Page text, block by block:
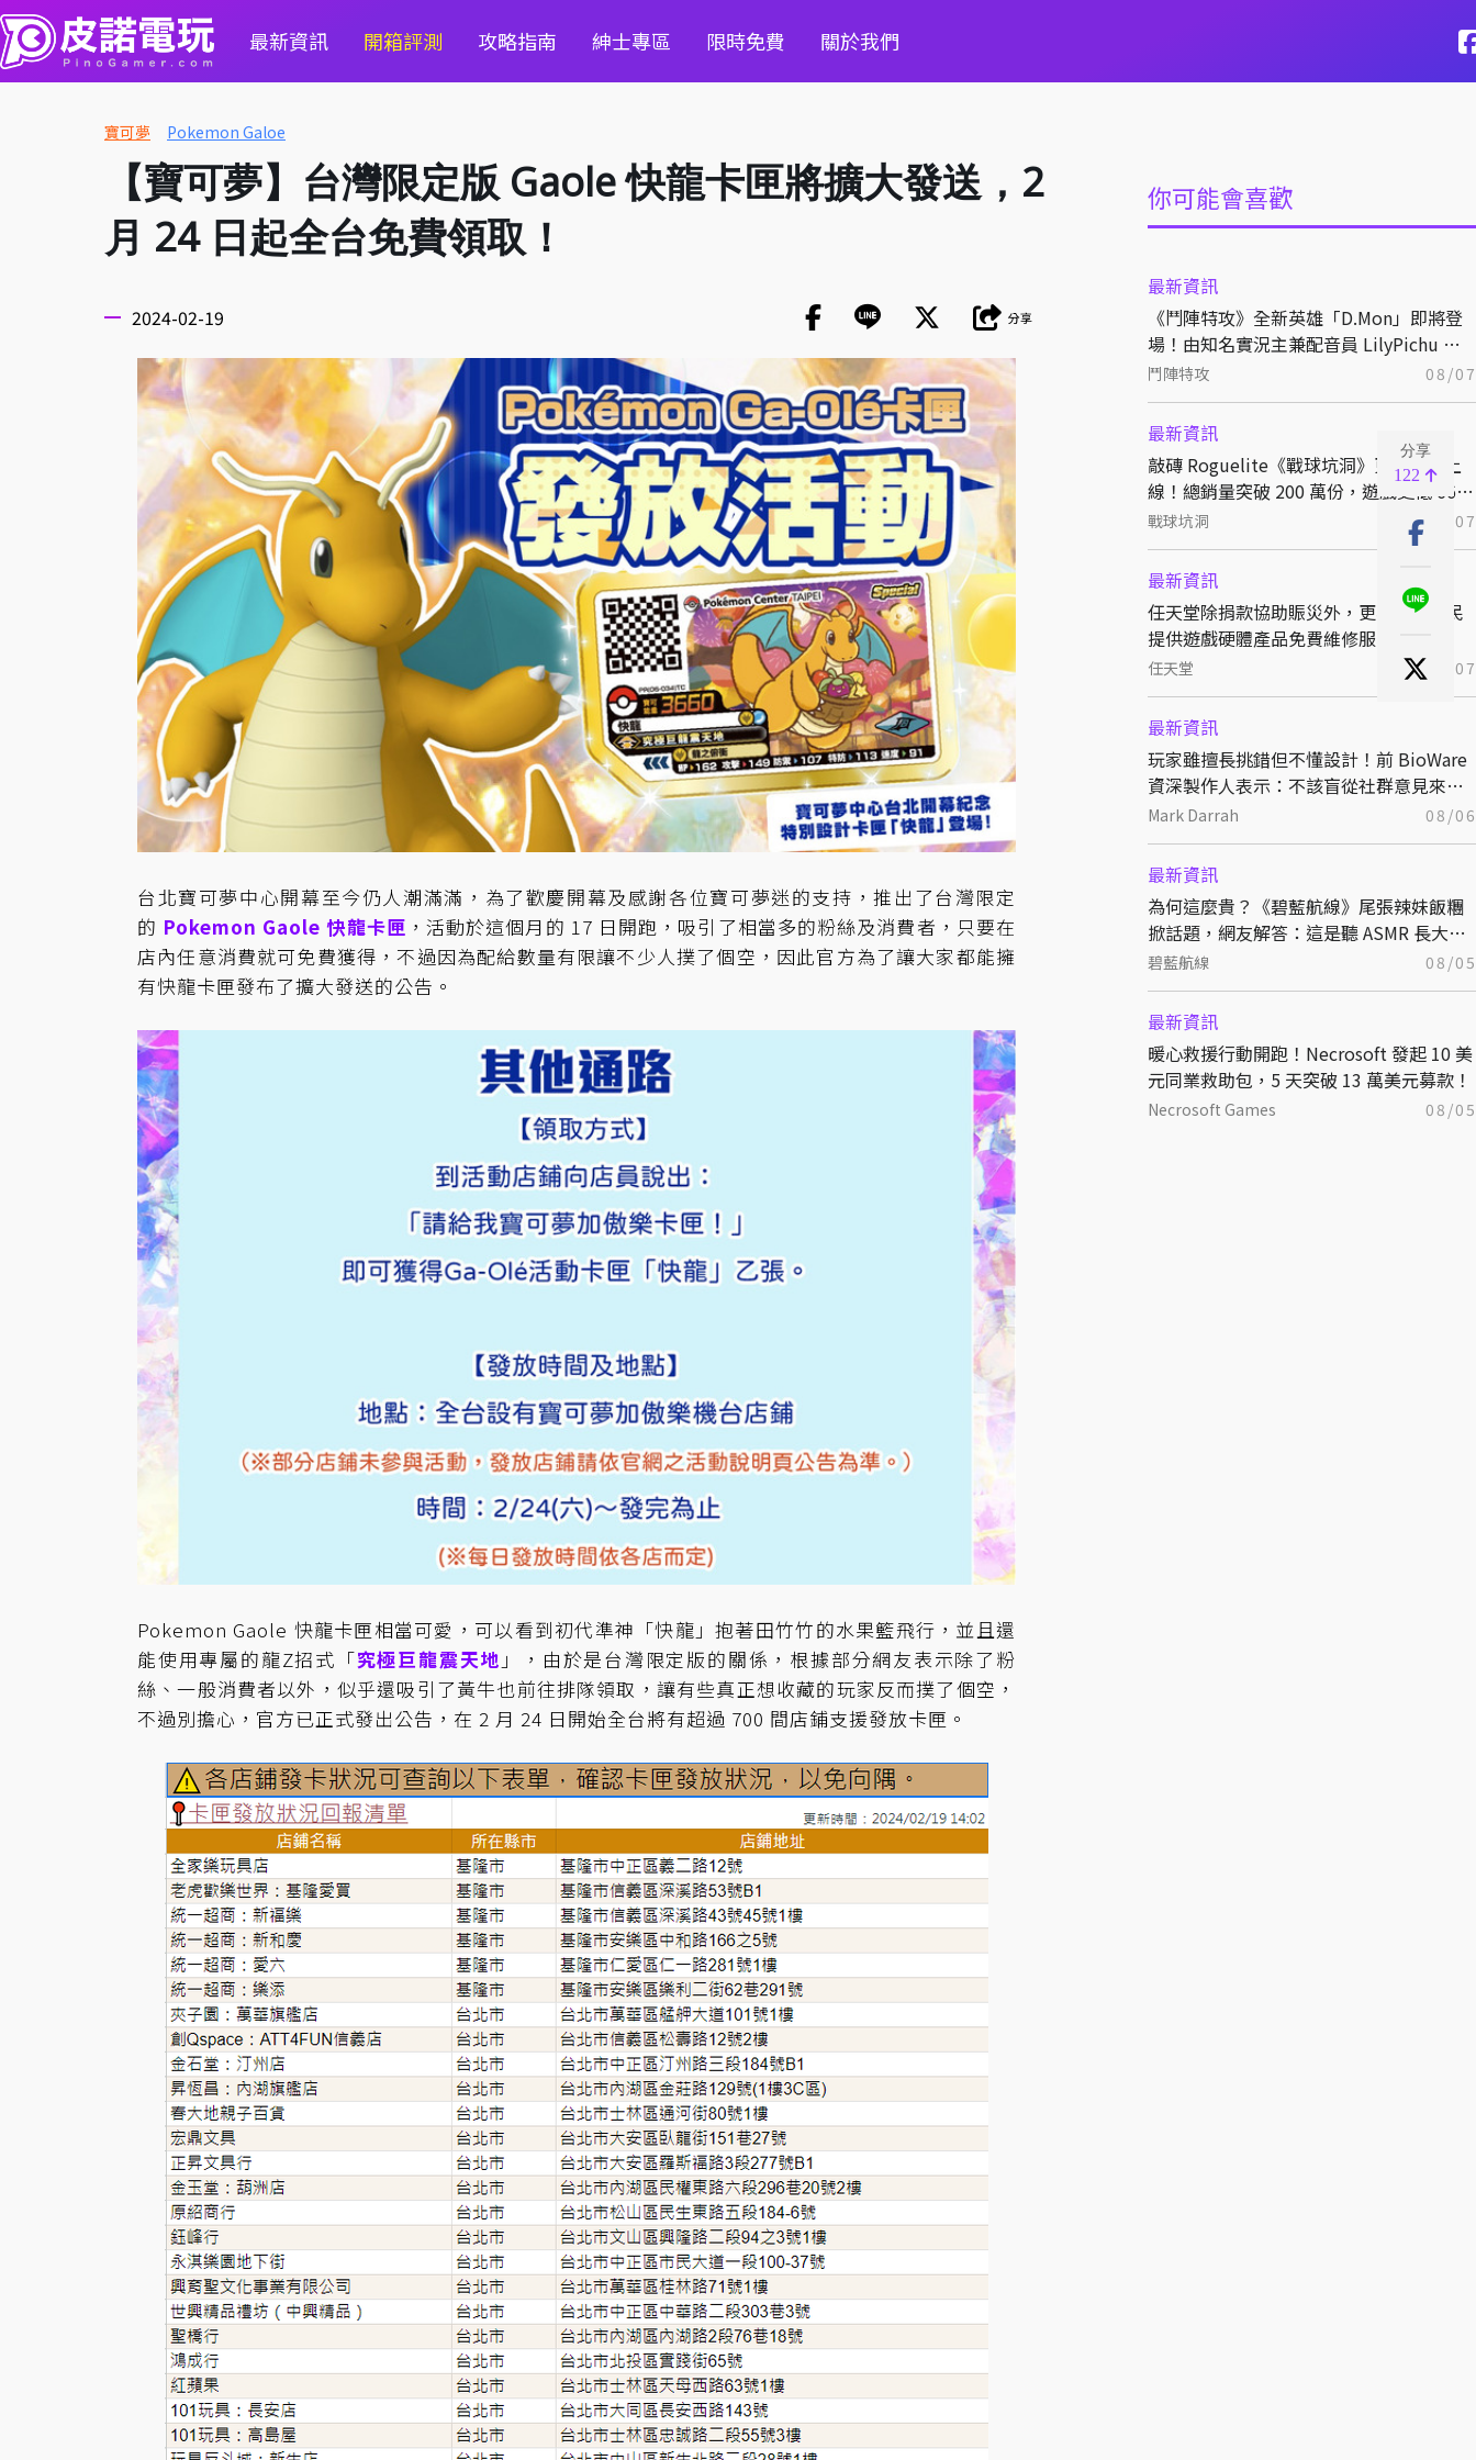
最新資訊 開箱評測 攻略指南 紳士專區 限時免費 關於我們
寶可夢 Pokemon Galoe
你可能會喜歡
最新資訊
《鬥陣特攻》全新英雄「D.Mon」即將登
場！由知名實況主兼配音員 LilyPichu 跨
界獻聲演出！
鬥陣特攻 08/07
最新資訊
敲磚 Roguelite《戰球坑洞》更新免費上
線！總銷量突破 200 萬份，遊戲史低 66
折熱銷中
戰球坑洞 08/07
最新資訊
任天堂除捐款協助賑災外，更為熊本災民
提供遊戲硬體產品免費維修服務！
任天堂 08/07
最新資訊
玩家雖擅長挑錯但不懂設計！前 BioWare
資深製作人表示：不該盲從社群意見來決
定開發方向
Mark Darrah 08/06
最新資訊
為何這麼貴？《碧藍航線》尾張辣妹飯糰
掀話題，網友解答：這是聽 ASMR 長大的
特別稻米
碧藍航線 08/05
最新資訊
暖心救援行動開跑！Necrosoft 發起 10 美
元同業救助包，5 天突破 13 萬美元募款！
Necrosoft Games 08/05
分享
122
【寶可夢】台灣限定版 Gaole 快龍卡匣將擴大發送，2
月 24 日起全台免費領取！
2024-02-19 分享
台北寶可夢中心開幕至今仍人潮滿滿，為了歡慶開幕及感謝各位寶可夢迷的支持，推出了台灣限定
的 Pokemon Gaole 快龍卡匣 ，活動於這個月的 17 日開跑，吸引了相當多的粉絲及消費者，只要在
店內任意消費就可免費獲得，不過因為配給數量有限讓不少人撲了個空，因此官方為了讓大家都能擁
有快龍卡匣發布了擴大發送的公告。
Pokemon Gaole 快龍卡匣相當可愛，可以看到初代準神「快龍」抱著田竹竹的水果籃飛行，並且還
能使用專屬的龍Z招式「究極巨龍震天地 」，由於是台灣限定版的關係，根據部分網友表示除了粉
絲、一般消費者以外，似乎還吸引了黃牛也前往排隊領取，讓有些真正想收藏的玩家反而撲了個空，
不過別擔心，官方已正式發出公告，在 2 月 24 日開始全台將有超過 700 間店鋪支援發放卡匣。